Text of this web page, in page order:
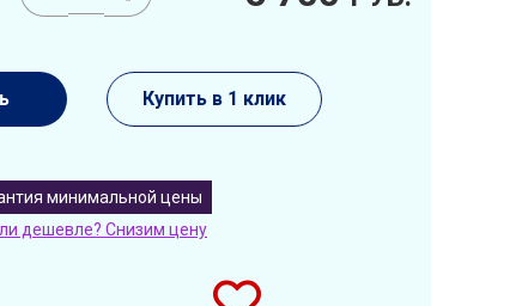
Купить в 1 клик
минимальной цены
дешевле? Снизим цену